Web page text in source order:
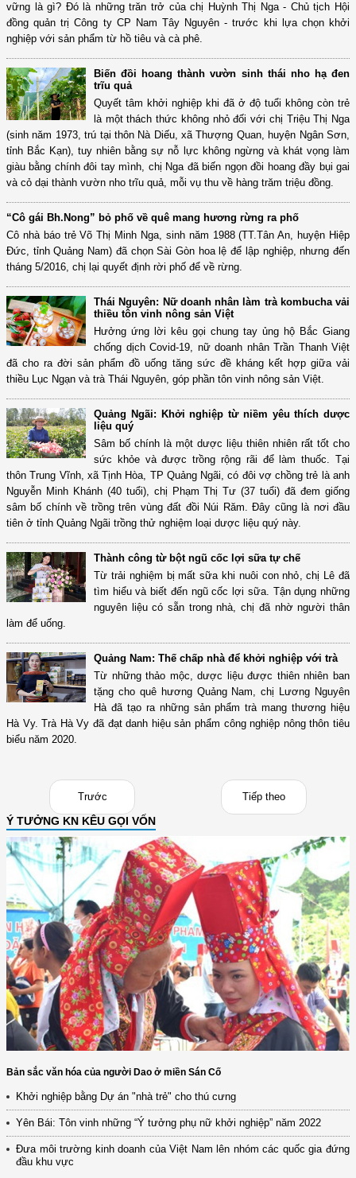
vững là gì? Đó là những trăn trở của chị Huỳnh Thị Nga - Chủ tịch Hội
đồng quản trị Công ty CP Nam Tây Nguyên - trước khi lựa chọn khởi
nghiệp với sản phẩm từ hồ tiêu và cà phê.
Biến đồi hoang thành vườn sinh thái nho hạ đen
trĩu quả
Quyết tâm khởi nghiệp khi đã ở độ tuổi không còn trẻ
là một thách thức không nhỏ đối với chị Triệu Thị Nga
(sinh năm 1973, trú tại thôn Nà Diếu, xã Thượng Quan, huyện Ngân Sơn,
tỉnh Bắc Kạn), tuy nhiên bằng sự nỗ lực không ngừng và khát vọng làm
giàu bằng chính đôi tay mình, chị Nga đã biến ngọn đồi hoang đầy bụi gai
và cỏ dại thành vườn nho trĩu quả, mỗi vụ thu về hàng trăm triệu đồng.
“Cô gái Bh.Nong” bỏ phố về quê mang hương rừng ra phố
Cô nhà báo trẻ Võ Thị Minh Nga, sinh năm 1988 (TT.Tân An, huyện Hiệp
Đức, tỉnh Quảng Nam) đã chọn Sài Gòn hoa lệ để lập nghiệp, nhưng đến
tháng 5/2016, chị lại quyết định rời phố để về rừng.
Thái Nguyên: Nữ doanh nhân làm trà kombucha vải
thiều tôn vinh nông sản Việt
Hưởng ứng lời kêu gọi chung tay ủng hộ Bắc Giang
chống dịch Covid-19, nữ doanh nhân Trần Thanh Việt
đã cho ra đời sản phẩm đồ uống tăng sức đề kháng kết hợp giữa vải
thiều Lục Ngạn và trà Thái Nguyên, góp phần tôn vinh nông sản Việt.
Quảng Ngãi: Khởi nghiệp từ niềm yêu thích dược
liệu quý
Sâm bố chính là một dược liệu thiên nhiên rất tốt cho
sức khỏe và được trồng rộng rãi để làm thuốc. Tại
thôn Trung Vĩnh, xã Tịnh Hòa, TP Quảng Ngãi, có đôi vợ chồng trẻ là anh
Nguyễn Minh Khánh (40 tuổi), chị Phạm Thị Tư (37 tuổi) đã đem giống
sâm bố chính về trồng trên vùng đất đồi Núi Răm. Đây cũng là nơi đầu
tiên ở tỉnh Quảng Ngãi trồng thử nghiệm loại dược liệu quý này.
Thành công từ bột ngũ cốc lợi sữa tự chế
Từ trải nghiệm bị mất sữa khi nuôi con nhỏ, chị Lê đã
tìm hiểu và biết đến ngũ cốc lợi sữa. Tận dụng những
nguyên liệu có sẵn trong nhà, chị đã nhờ người thân
làm để uống.
Quảng Nam: Thế chấp nhà để khởi nghiệp với trà
Từ những thảo mộc, dược liệu được thiên nhiên ban
tặng cho quê hương Quảng Nam, chị Lương Nguyên
Hà đã tạo ra những sản phẩm trà mang thương hiệu
Hà Vy. Trà Hà Vy đã đạt danh hiệu sản phẩm công nghiệp nông thôn tiêu
biểu năm 2020.
Trước Tiếp theo
Ý TƯỞNG KN KÊU GỌI VỐN
Bản sắc văn hóa của người Dao ở miền Sán Cố
Khởi nghiệp bằng Dự án "nhà trẻ" cho thú cưng
Yên Bái: Tôn vinh những “Ý tưởng phụ nữ khởi nghiệp” năm 2022
Đưa môi trường kinh doanh của Việt Nam lên nhóm các quốc gia đứng
đầu khu vực